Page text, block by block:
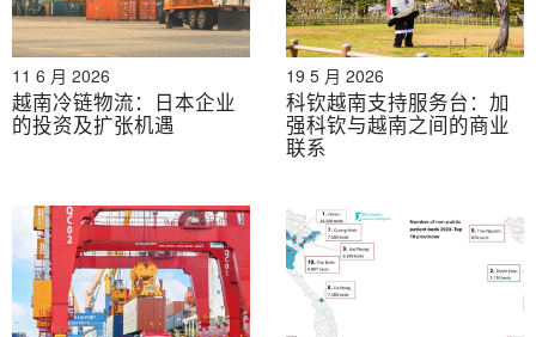
ABA 酷运
越
南
2016 40 河内 x
胡志
明市
潘维公司
越
南
2009 30 x x 西宁
来源：B&Company
2024 年至 2025 年，越南冷藏行业出现了几项引人注目
的举措，凸显了食品、零售和第三方物流企业的需求不断
增长。
11 6 月 2026
越南冷链物流：日本企业
的投资及扩张机遇
19 5 月 2026
科钦越南支持服务台：加
强科钦与越南之间的商业
联系